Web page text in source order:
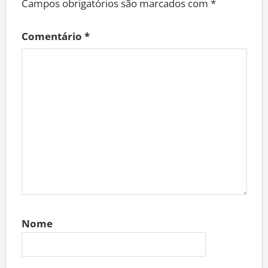
Campos obrigatórios são marcados com *
Comentário *
Nome